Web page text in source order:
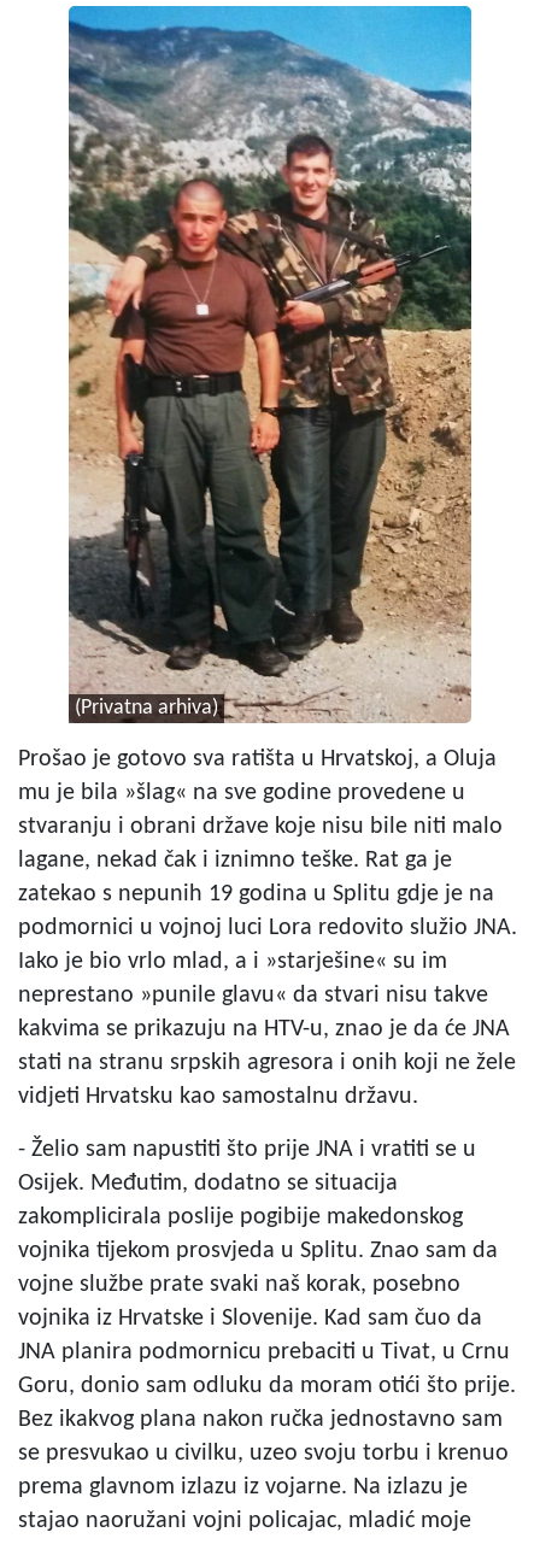
(Privatna arhiva)
Prošao je gotovo sva ratišta u Hrvatskoj, a Oluja
mu je bila »šlag« na sve godine provedene u
stvaranju i obrani države koje nisu bile niti malo
lagane, nekad čak i iznimno teške. Rat ga je
zatekao s nepunih 19 godina u Splitu gdje je na
podmornici u vojnoj luci Lora redovito služio JNA.
Iako je bio vrlo mlad, a i »starješine« su im
neprestano »punile glavu« da stvari nisu takve
kakvima se prikazuju na HTV-u, znao je da će JNA
stati na stranu srpskih agresora i onih koji ne žele
vidjeti Hrvatsku kao samostalnu državu.
- Želio sam napustiti što prije JNA i vratiti se u
Osijek. Međutim, dodatno se situacija
zakomplicirala poslije pogibije makedonskog
vojnika tijekom prosvjeda u Splitu. Znao sam da
vojne službe prate svaki naš korak, posebno
vojnika iz Hrvatske i Slovenije. Kad sam čuo da
JNA planira podmornicu prebaciti u Tivat, u Crnu
Goru, donio sam odluku da moram otići što prije.
Bez ikakvog plana nakon ručka jednostavno sam
se presvukao u civilku, uzeo svoju torbu i krenuo
prema glavnom izlazu iz vojarne. Na izlazu je
stajao naoružani vojni policajac, mladić moje